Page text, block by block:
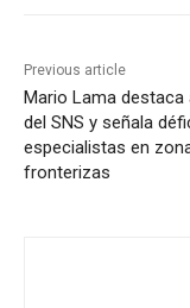
Previous article
Mario Lama destaca
del SNS y señala
especialistas en
fronterizas